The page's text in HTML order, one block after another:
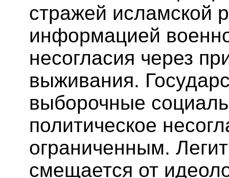
стражей исламской
информацией
несогласия через
выживания.
выборочные
политическое
ограниченным.
смещается от